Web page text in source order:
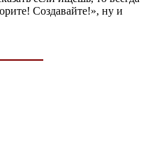
Создавайте!», ну и